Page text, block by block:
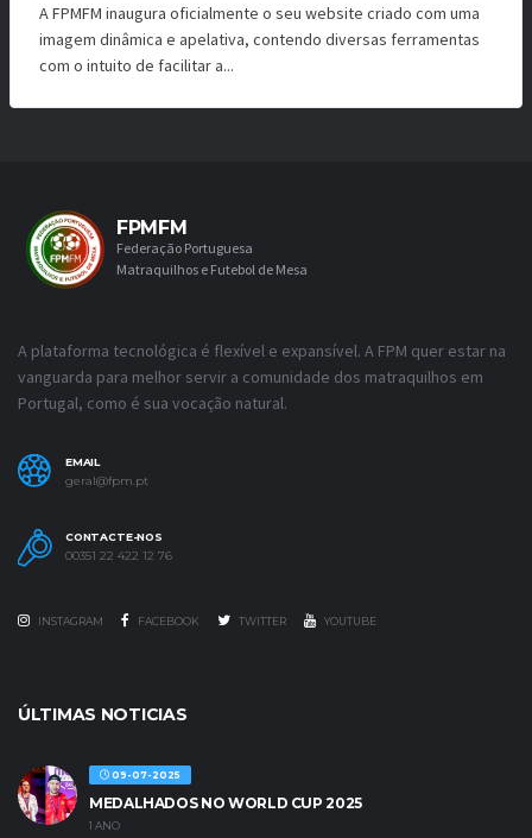
A FPMFM inaugura oficialmente o seu website criado com uma
imagem dinâmica e apelativa, contendo diversas ferramentas
com o intuito de facilitar a...
FPMFM
Federação Portuguesa
Matraquilhos e Futebol de Mesa
A plataforma tecnológica é flexível e expansível. A FPM quer estar na
vanguarda para melhor servir a comunidade dos matraquilhos em
Portugal, como é sua vocação natural.
EMAIL
geral@fpm.pt
CONTACTE-NOS
00351 22 422 12 76
INSTAGRAM FACEBOOK TWITTER YOUTUBE
ÚLTIMAS NOTICIAS
09-07-2025
MEDALHADOS NO WORLD CUP 2025
1 ANO